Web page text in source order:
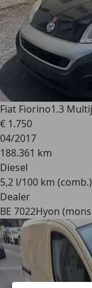
Fiat Fiorino1.3
€ 1.750
04/2017
188.361 km
Diesel
5,2 l/100 km (comb.)
Dealer
BE 7022Hyon